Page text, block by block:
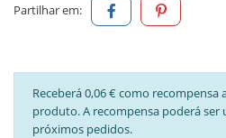
Partilhar em:
Receberá 0,06 € como recompensa
produto. A recompensa poderá ser
próximos pedidos.